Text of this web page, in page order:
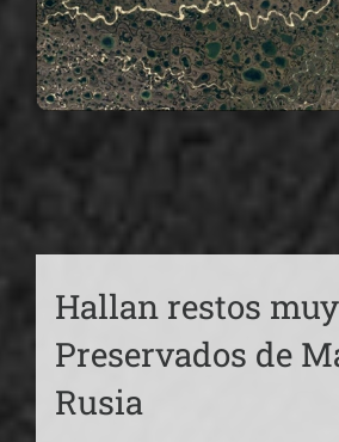
Hallan restos
Preservados de
Rusia